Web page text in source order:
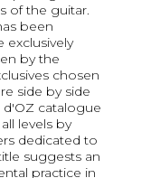
of the guitar.
been
exclusively
by the
chosen
side by side
catalogue
levels by
dedicated to
suggests an
practice in